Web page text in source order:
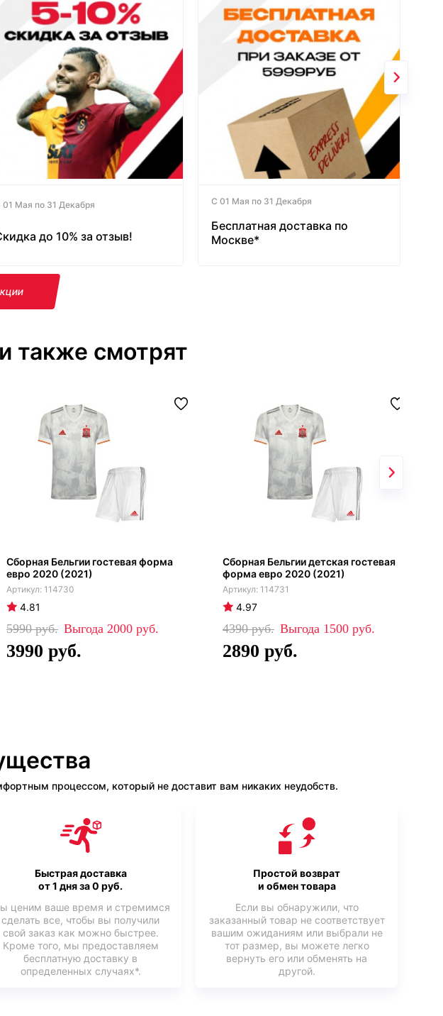
01 Мая по 31 Декабря
до 10% за отзыв!
С 01 Мая по 31 Декабря
Бесплатная доставка по
Москве*
также смотрят
Сборная Бельгии гостевая форма
евро 2020 (2021)
114730
4.81
5990 2000
3990
Сборная Бельгии детская гостевая
форма евро 2020 (2021)
114731
4.97
4390 1500
2890
процессом, который не доставит вам никаких неудобств.
Быстрая доставка
от 1 дня за 0 руб.
ценим ваше время и стремимся
сделать все, чтобы вы получили
свой заказ как можно быстрее.
Кроме того, мы предоставляем
бесплатную доставку в
определенных случаях*.
Простой возврат
и обмен товара
Если вы обнаружили, что
заказанный товар не соответствует
вашим ожиданиям или выбрали не
тот размер, вы можете легко
вернуть его или обменять на
другой.